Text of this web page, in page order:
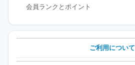
会員ランクとポイント
ご利用について